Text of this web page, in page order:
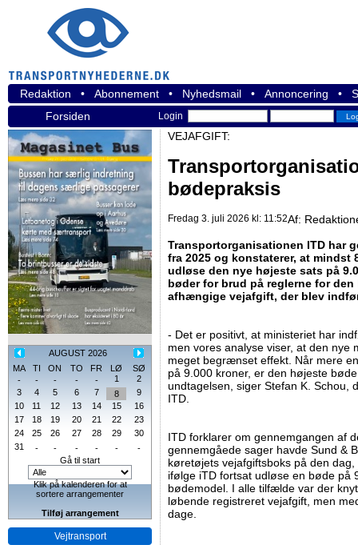
Redaktion • Abonnement • Nyhedsmail • Annoncering •
Forsiden
Login
AUGUST 2026
MA
TI ON TO FR LØ
SØ
-
- - - - 1
2
3
4 5 6 7 8
9
10
11 12 13 14 15
16
17
18 19 20 21 22
23
24
25 26 27 28 29
30
31
- - - - -
-
Gå til start
Klik på kalenderen for at
sortere arrangementer
Tilføj arrangement
Vejtransport
VEJAFGIFT:
bødepraksis
Fredag 3. juli 2026 kl: 11:52Af:
Transportorganisationen ITD har
fra 2025 og konstaterer, at mindst
udløse den nye højeste sats på
bøder for brud på reglerne for den
afhængige vejafgift, der blev
- Det er positivt, at ministeriet har
men vores analyse viser, at den nye
meget begrænset effekt. Når mere
på 9.000 kroner, er den højeste
undtagelsen, siger Stefan K. Schou,
ITD.
ITD forklarer om gennemgangen af
gennemgåede sager havde Sund &
køretøjets vejafgiftsboks på den
ifølge iTD fortsat udløse en bøde på
bødemodel. I alle tilfælde var der
løbende registreret vejafgift, men
dage.